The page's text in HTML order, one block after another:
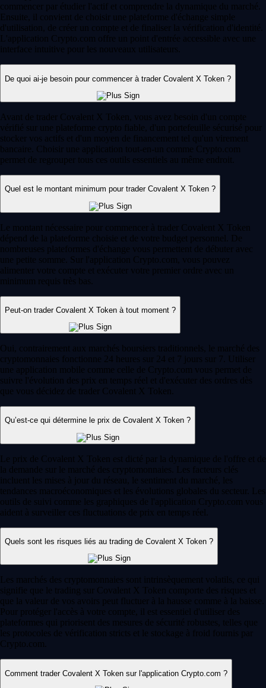
commencer par étudier l'actif et comprendre la dynamique du marché.
Ensuite, il convient de choisir une plateforme d'échange simple
d'utilisation, de créer un compte et de finaliser la vérification d'identité.
L'application Crypto.com offre un point d'entrée accessible avec une
interface intuitive pour les nouveaux utilisateurs.
De quoi ai-je besoin pour commencer à trader Covalent X Token ?
Avant de trader Covalent X Token, vous avez besoin d'un compte
vérifié sur une plateforme crypto fiable, d'un portefeuille sécurisé pour
stocker vos actifs et d'un moyen de financement tel qu'un virement
bancaire. Choisir une application tout-en-un comme Crypto.com
permet de regrouper tous ces outils essentiels au même endroit.
Quel est le montant minimum pour trader Covalent X Token ?
Le montant nécessaire pour commencer à trader Covalent X Token
dépend de la plateforme choisie et de votre budget personnel. De
nombreuses plateformes d'échange vous permettent de débuter avec
une petite somme. Sur l'application Crypto.com, vous pouvez
alimenter votre compte et exécuter votre premier ordre avec un
minimum requis très bas.
Peut-on trader Covalent X Token à tout moment ?
Oui, contrairement aux marchés boursiers traditionnels, le marché des
cryptomonnaies fonctionne 24 heures sur 24 et 7 jours sur 7. Utiliser
une application mobile comme celle de Crypto.com vous permet de
suivre l'évolution des prix en temps réel et d'exécuter des ordres dès
que vous décidez de trader Covalent X Token.
Qu’est-ce qui détermine le prix de Covalent X Token ?
Le prix de Covalent X Token est dicté par la dynamique de l'offre et de
la demande sur le marché des cryptomonnaies. Les facteurs clés
incluent les mises à jour du réseau, le sentiment du marché, les
tendances macroéconomiques et les évolutions globales du secteur. Les
outils de suivi comme les graphiques de l'application Crypto.com vous
aident à surveiller ces fluctuations de prix en temps réel.
Quels sont les risques liés au trading de Covalent X Token ?
Les marchés des cryptomonnaies sont intrinsèquement volatils, ce qui
signifie que le trading sur Covalent X Token comporte des risques et
que la valeur de vos avoirs peut fluctuer à la hausse comme à la baisse.
Pour protéger l'accès à votre compte, il est essentiel d'utiliser des
plateformes qui priorisent des mesures de sécurité robustes, telles que
les protocoles de vérification stricts et le stockage à froid fournis par
Crypto.com.
Comment trader Covalent X Token sur l'application Crypto.com ?